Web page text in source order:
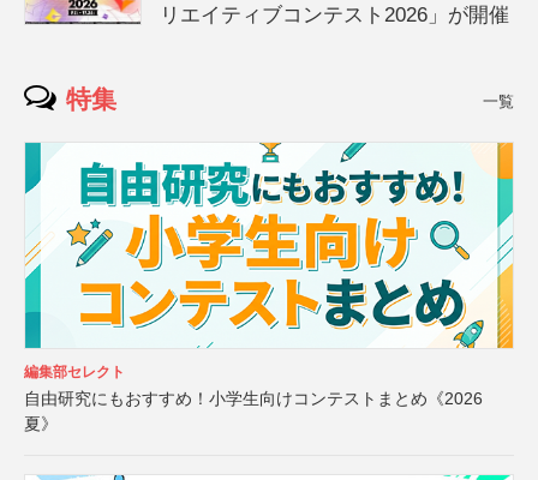
リエイティブコンテスト2026」が開催
特集 一覧
編集部セレクト
自由研究にもおすすめ！小学生向けコンテストまとめ《2026
夏》